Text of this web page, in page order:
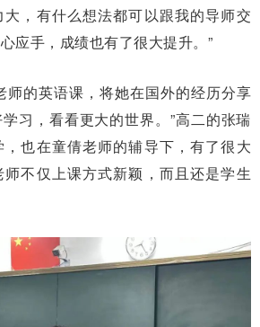
，有什么想法都可以跟我的导师交
应手，成绩也有了很大提升。”
师的英语课，将她在国外的经历分享
习，看看更大的世界。”高二的张瑞
也在童倩老师的辅导下，有了很大
不仅上课方式新颖，而且还是学生